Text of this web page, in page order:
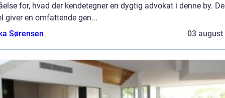
for, hvad der kendetegner en dygtig advokat i denne by.
giver en omfattende gen...
Sørensen
03 august